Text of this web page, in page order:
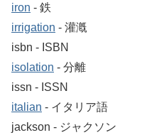
iron ‐ 鉄
irrigation ‐ 灌漑
isbn ‐ ISBN
isolation ‐ 分離
issn ‐ ISSN
italian ‐ イタリア語
jackson ‐ ジャクソン